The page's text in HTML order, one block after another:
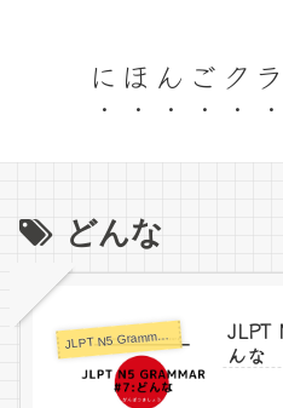
にほんごク
どんな
JLPT N5 Grammar Format
JLPT
んな